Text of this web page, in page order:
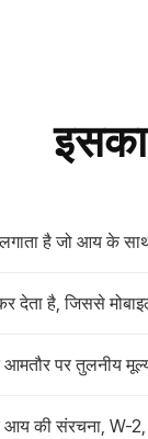
है जो आय के साथ
देता है, जिससे
पर तुलनीय
की संरचना, W-2,